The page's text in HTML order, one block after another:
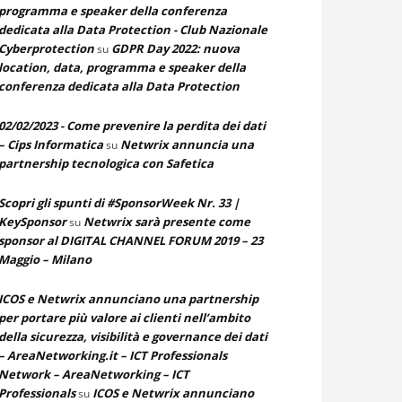
e speaker della conferenza
alla Data Protection - Club Nazionale
su GDPR Day 2022: nuova
data, programma e speaker della
dedicata alla Data Protection
02/2023 - Come prevenire la perdita dei dati
Cips Informaticasu Netwrix annuncia una
tecnologica con Safetica
gli spunti di #SponsorWeek Nr. 33 |
su Netwrix sarà presente come
al DIGITAL CHANNEL FORUM 2019 – 23
– Milano
e Netwrix annunciano una partnership
portare più valore ai clienti nell’ambito
sicurezza, visibilità e governance dei dati
AreaNetworking.it – ICT Professionals
– AreaNetworking – ICT
su ICOS e Netwrix annunciano